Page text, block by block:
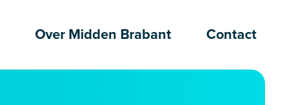
Over Midden Brabant Contact